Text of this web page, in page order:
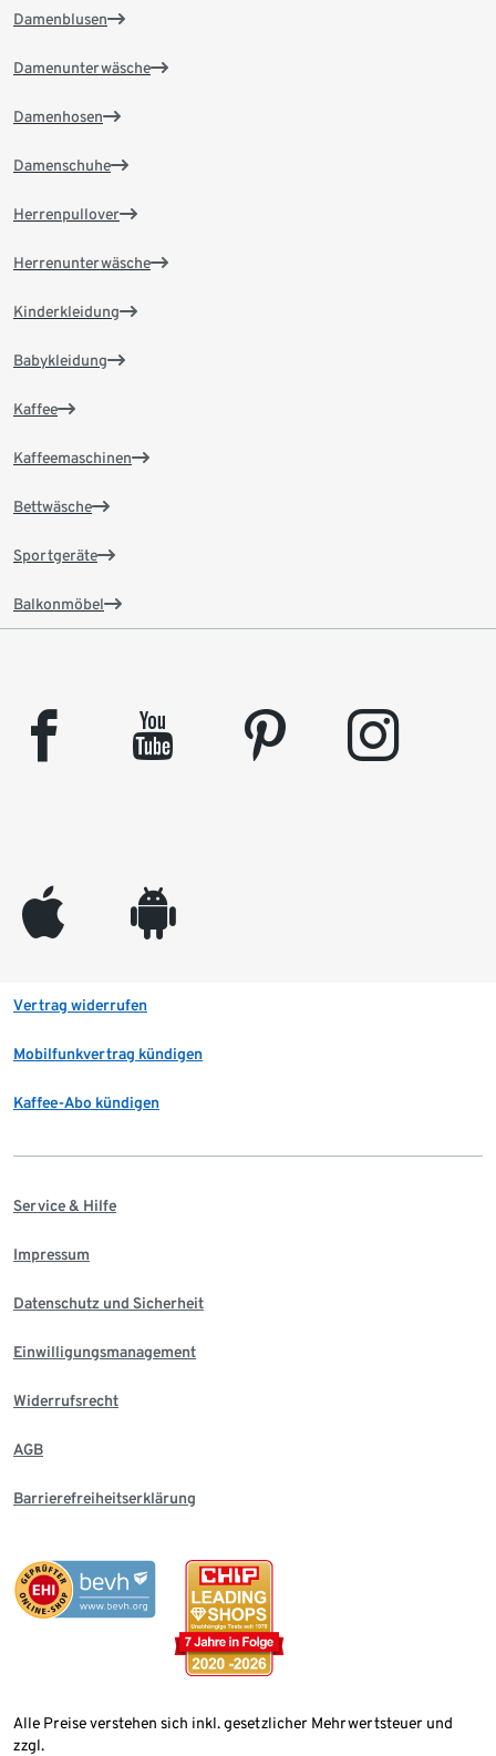
Damenblusen
Damenunterwäsche
Damenhosen
Damenschuhe
Herrenpullover
Herrenunterwäsche
Kinderkleidung
Babykleidung
Kaffee
Kaffeemaschinen
Bettwäsche
Sportgeräte
Balkonmöbel
facebook youtube pinterest instagram
appleinc android
Vertrag widerrufen
Mobilfunkvertrag kündigen
Kaffee-Abo kündigen
Service & Hilfe
Impressum
Datenschutz und Sicherheit
Einwilligungsmanagement
Widerrufsrecht
AGB
Barrierefreiheitserklärung
Alle Preise verstehen sich inkl. gesetzlicher Mehrwertsteuer und
zzgl.